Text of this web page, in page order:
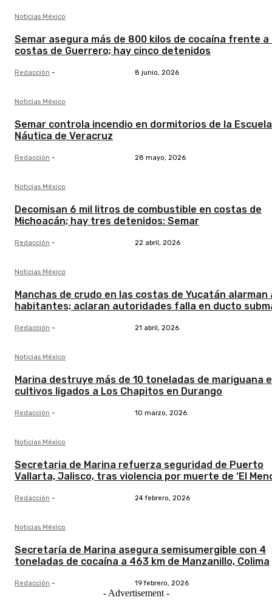
Noticias México
Semar asegura más de 800 kilos de cocaína frente a
costas de Guerrero; hay cinco detenidos
Redacción - 8 junio, 2026
Noticias México
Semar controla incendio en dormitorios de la Escuela
Náutica de Veracruz
Redacción - 28 mayo, 2026
Noticias México
Decomisan 6 mil litros de combustible en costas de
Michoacán; hay tres detenidos: Semar
Redacción - 22 abril, 2026
Noticias México
Manchas de crudo en las costas de Yucatán alarman
habitantes; aclaran autoridades falla en ducto
Redacción - 21 abril, 2026
Noticias México
Marina destruye más de 10 toneladas de mariguana
cultivos ligados a Los Chapitos en Durango
Redacción - 10 marzo, 2026
Noticias México
Secretaria de Marina refuerza seguridad de Puerto
Vallarta, Jalisco, tras violencia por muerte de ‘El
Redacción - 24 febrero, 2026
Noticias México
Secretaría de Marina asegura semisumergible con 4
toneladas de cocaína a 463 km de Manzanillo, Colima
Redacción - 19 febrero, 2026
- Advertisement -